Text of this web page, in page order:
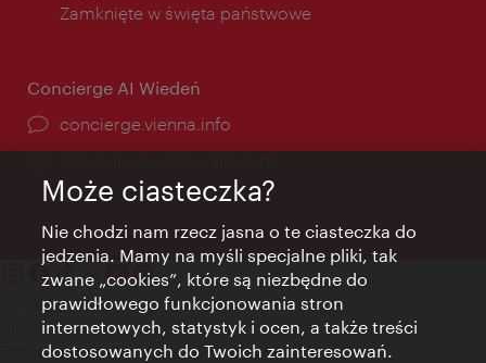
Zamknięte w święta państwowe
Concierge AI Wiedeń
concierge.vienna.info
Kontakt
Credits
Zgoda na przetwarzanie danych osobowych
Może ciasteczka?
Nie chodzi nam rzecz jasna o te ciasteczka do
jedzenia. Mamy na myśli specjalne pliki, tak
zwane „cookies”, które są niezbędne do
prawidłowego funkcjonowania stron
internetowych, statystyk i ocen, a także treści
dostosowanych do Twoich zainteresowań.